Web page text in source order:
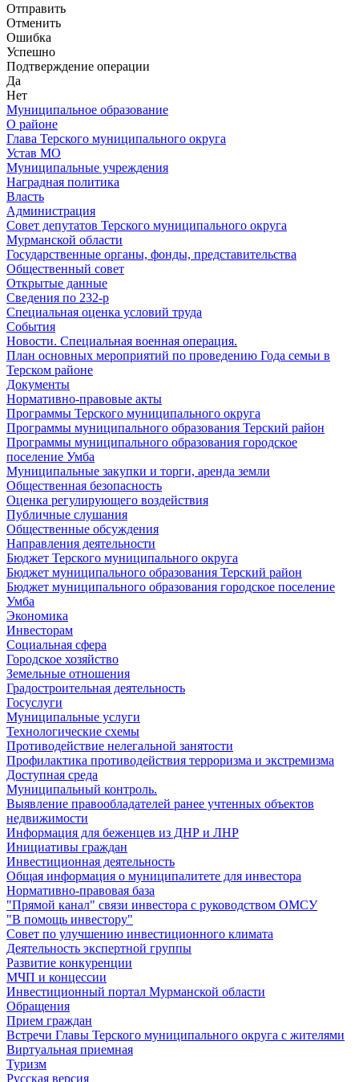
Отправить
Отменить
Ошибка
Успешно
Подтверждение операции
Да
Нет
Муниципальное образование
О районе
Глава Терского муниципального округа
Устав МО
Муниципальные учреждения
Наградная политика
Власть
Администрация
Совет депутатов Терского муниципального округа
Мурманской области
Государственные органы, фонды, представительства
Общественный совет
Открытые данные
Сведения по 232-р
Специальная оценка условий труда
События
Новости. Специальная военная операция.
План основных мероприятий по проведению Года семьи в
Терском районе
Документы
Нормативно-правовые акты
Программы Терского муниципального округа
Программы муниципального образования Терский район
Программы муниципального образования городское
поселение Умба
Муниципальные закупки и торги, аренда земли
Общественная безопасность
Оценка регулирующего воздействия
Публичные слушания
Общественные обсуждения
Направления деятельности
Бюджет Терского муниципального округа
Бюджет муниципального образования Терский район
Бюджет муниципального образования городское поселение
Умба
Экономика
Инвесторам
Социальная сфера
Городское хозяйство
Земельные отношения
Градостроительная деятельность
Госуслуги
Муниципальные услуги
Технологические схемы
Противодействие нелегальной занятости
Профилактика противодействия терроризма и экстремизма
Доступная среда
Муниципальный контроль.
Выявление правообладателей ранее учтенных объектов
недвижимости
Информация для беженцев из ДНР и ЛНР
Инициативы граждан
Инвестиционная деятельность
Общая информация о муниципалитете для инвестора
Нормативно-правовая база
"Прямой канал" связи инвестора с руководством ОМСУ
"В помощь инвестору"
Совет по улучшению инвестиционного климата
Деятельность экспертной группы
Развитие конкуренции
МЧП и концессии
Инвестиционный портал Мурманской области
Обращения
Прием граждан
Встречи Главы Терского муниципального округа с жителями
Виртуальная приемная
Туризм
Русская версия